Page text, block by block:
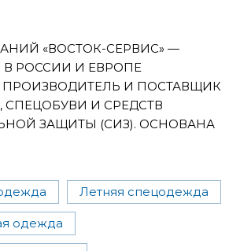
«ВОСТОК-СЕРВИС» —
РОССИИ И ЕВРОПЕ
ПРОИЗВОДИТЕЛЬ И ПОСТАВЩИК
И СРЕДСТВ
ЗАЩИТЫ (СИЗ). ОСНОВАНА
Летняя спецодежда
одежда